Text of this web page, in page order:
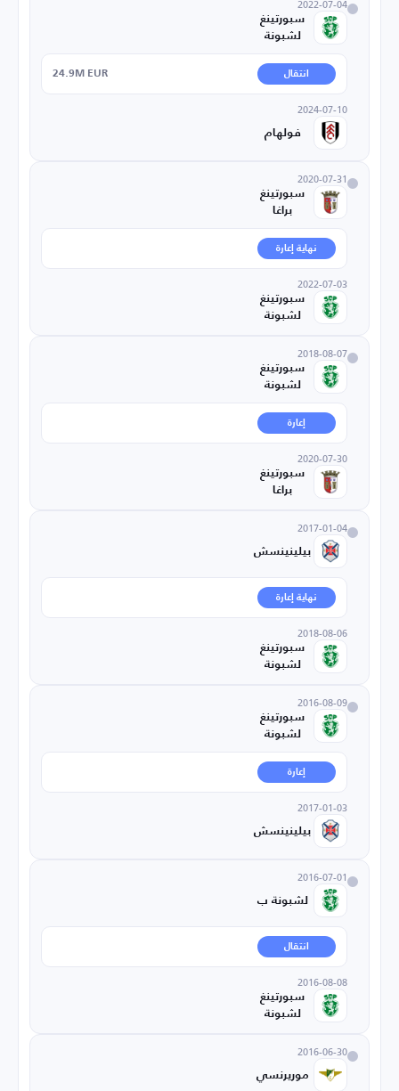
2022-07-04
سبورتينغ
لشبونة
انتقال 24.9M EUR
2024-07-10
فولهام
2020-07-31
سبورتينغ
براغا
نهاية إعارة
2022-07-03
سبورتينغ
لشبونة
2018-08-07
سبورتينغ
لشبونة
إعارة
2020-07-30
سبورتينغ
براغا
2017-01-04
بيلينينسش
نهاية إعارة
2018-08-06
سبورتينغ
لشبونة
2016-08-09
سبورتينغ
لشبونة
إعارة
2017-01-03
بيلينينسش
2016-07-01
لشبونة ب
انتقال
2016-08-08
سبورتينغ
لشبونة
2016-06-30
موريرنسي